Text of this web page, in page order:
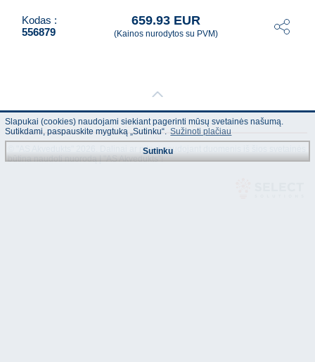
Kodas :
556879
659.93 EUR
(Kainos nurodytos su PVM)
© "AS Akvedukts" 2026. Dalinai ar pilnai naudojant duomenis iš šios svetainės
būtina naudoti nuorodą Į "AS Akvedukts"!
Slapukai (cookies) naudojami siekiant pagerinti mūsų svetainės našumą.
Sutikdami, paspauskite mygtuką „Sutinku“. Sužinoti plačiau
Sutinku